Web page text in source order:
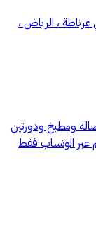
، الرياض ،
ومطبخ ودورتين
عبر الوتساب فقط